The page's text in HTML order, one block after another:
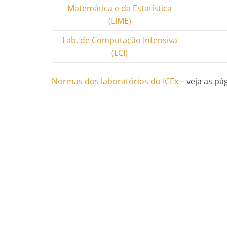
Matemática e da Estatística
(LIME)
Lab. de Computação Intensiva
(LCI)
Normas dos laboratórios do ICEx– veja as